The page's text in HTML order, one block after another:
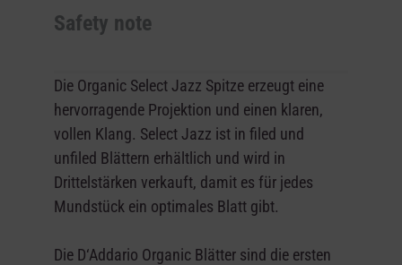
Safety note
Die Organic Select Jazz Spitze erzeugt eine
hervorragende Projektion und einen klaren,
vollen Klang. Select Jazz ist in filed und
unfiled Blättern erhältlich und wird in
Drittelstärken verkauft, damit es für jedes
Mundstück ein optimales Blatt gibt.
Die D‘Addario Organic Blätter sind die ersten